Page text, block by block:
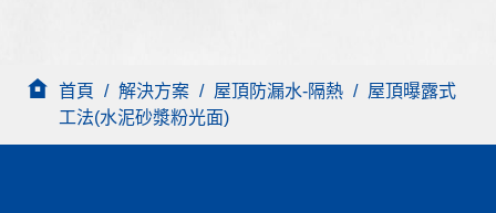
首頁 / 解決方案 / 屋頂防漏水-隔熱 / 屋頂曝露式
工法(水泥砂漿粉光面)